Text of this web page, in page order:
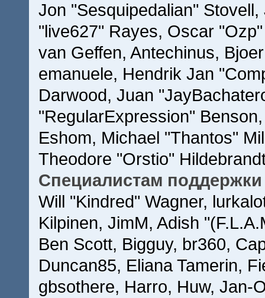
Jon "Sesquipedalian"
"live627" Rayes, Oscar
van Geffen, Antechinus,
emanuele, Hendrik Jan
Darwood, Juan
"RegularExpression"
Eshom, Michael "Thantos"
Theodore "Orstio"
Специалистам поддержки
Will "Kindred" Wagner,
Kilpinen, JimM, Adish
Ben Scott, Bigguy, br360,
Duncan85, Eliana Tamerin,
gbsothere, Harro, Huw, Jan-